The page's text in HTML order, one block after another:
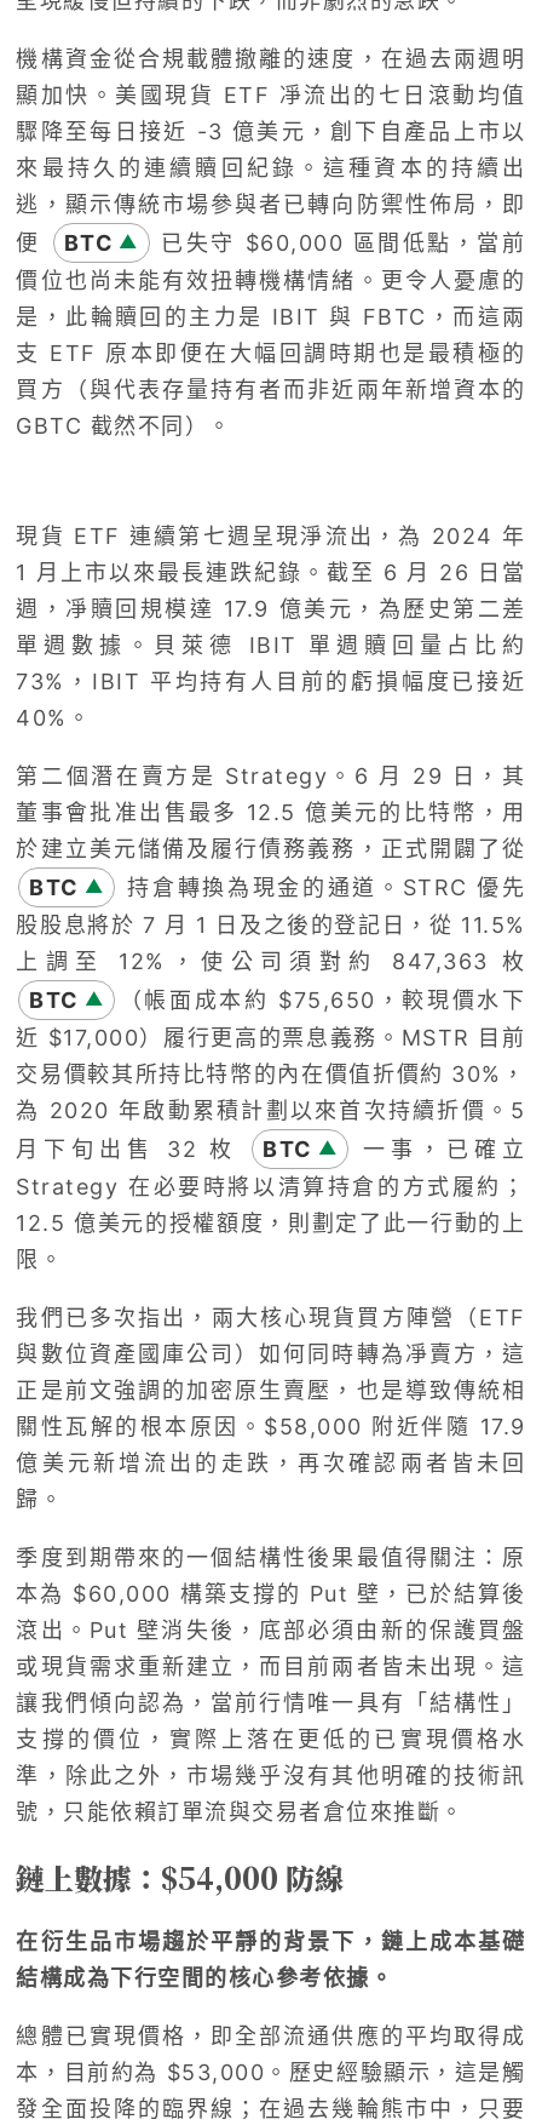
機構資金從合規載體撤離的速度，在過去兩週明
顯加快。美國現貨 ETF 凈流出的七日滾動均值
驟降至每日接近 -3 億美元，創下自產品上市以
來最持久的連續贖回紀錄。這種資本的持續出
逃，顯示傳統市場參與者已轉向防禦性佈局，即
便
BTC ▲
已失守 $60,000 區間低點，當前
價位也尚未能有效扭轉機構情緒。更令人憂慮的
是，此輪贖回的主力是 IBIT 與 FBTC，而這兩
支 ETF 原本即便在大幅回調時期也是最積極的
買方（與代表存量持有者而非近兩年新增資本的
GBTC 截然不同）。
現貨 ETF 連續第七週呈現淨流出，為 2024 年
1 月上市以來最長連跌紀錄。截至 6 月 26 日當
週，凈贖回規模達 17.9 億美元，為歷史第二差
單週數據。貝萊德 IBIT 單週贖回量占比約
73%，IBIT 平均持有人目前的虧損幅度已接近
40%。
第二個潛在賣方是 Strategy。6 月 29 日，其
董事會批准出售最多 12.5 億美元的比特幣，用
於建立美元儲備及履行債務義務，正式開闢了從
BTC ▲
持倉轉換為現金的通道。STRC 優先
股股息將於 7 月 1 日及之後的登記日，從 11.5%
上調至 12%，使公司須對約 847,363 枚
BTC ▲
（帳面成本約 $75,650，較現價水下
近 $17,000）履行更高的票息義務。MSTR 目前
交易價較其所持比特幣的內在價值折價約 30%，
為 2020 年啟動累積計劃以來首次持續折價。5
月下旬出售 32 枚
BTC ▲
一事，已確立
Strategy 在必要時將以清算持倉的方式履約；
12.5 億美元的授權額度，則劃定了此一行動的上
限。
我們已多次指出，兩大核心現貨買方陣營（ETF
與數位資產國庫公司）如何同時轉為凈賣方，這
正是前文強調的加密原生賣壓，也是導致傳統相
關性瓦解的根本原因。$58,000 附近伴隨 17.9
億美元新增流出的走跌，再次確認兩者皆未回
歸。
季度到期帶來的一個結構性後果最值得關注：原
本為 $60,000 構築支撐的 Put 壁，已於結算後
滾出。Put 壁消失後，底部必須由新的保護買盤
或現貨需求重新建立，而目前兩者皆未出現。這
讓我們傾向認為，當前行情唯一具有「結構性」
支撐的價位，實際上落在更低的已實現價格水
準，除此之外，市場幾乎沒有其他明確的技術訊
號，只能依賴訂單流與交易者倉位來推斷。
鏈上數據：$54,000 防線
在衍生品市場趨於平靜的背景下，鏈上成本基礎
結構成為下行空間的核心參考依據。
總體已實現價格，即全部流通供應的平均取得成
本，目前約為 $53,000。歷史經驗顯示，這是觸
發全面投降的臨界線；在過去幾輪熊市中，只要